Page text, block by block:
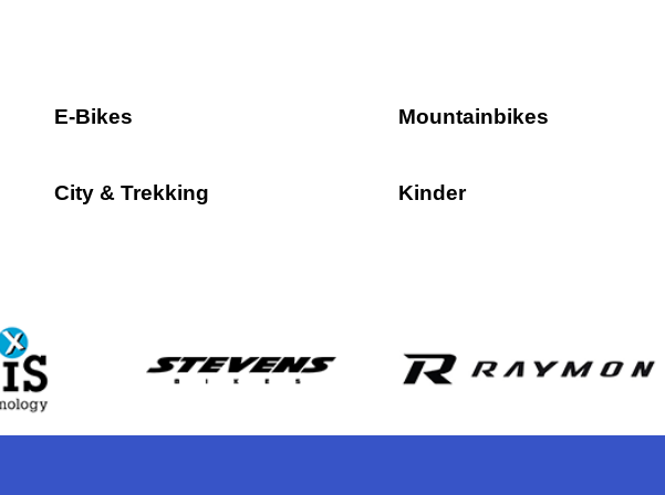
E-Bikes Mountainbikes
City & Trekking Kinder